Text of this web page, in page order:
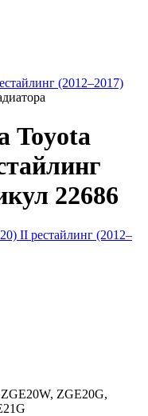
(2012–2017)
Toyota
22686
ZGE20G,